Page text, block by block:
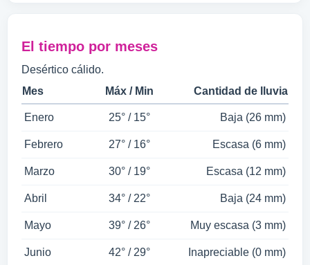
El tiempo por meses
Desértico cálido.
Mes
Máx / Min Cantidad de lluvia
Enero 25° / 15° Baja (26 mm)
Febrero 27° / 16° Escasa (6 mm)
Marzo 30° / 19° Escasa (12 mm)
Abril 34° / 22° Baja (24 mm)
Mayo 39° / 26° Muy escasa (3 mm)
Junio 42° / 29° Inapreciable (0 mm)